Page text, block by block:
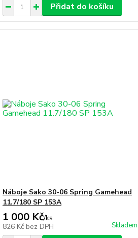
Přidat do košíku
Náboje Sako 30-06 Spring Gamehead
11.7/180 SP 153A
1 000 Kč/ks
826 Kč bez DPH Skladem